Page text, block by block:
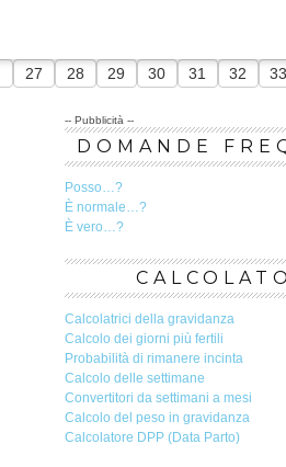
27 28 29 30 31 32 33
-- Pubblicità --
DOMANDE
Posso…?
È normale…?
È vero…?
Calcolatrici della gravidanza
Calcolo dei giorni più fertili
Probabilità di rimanere incinta
Calcolo delle settimane
Convertitori da settimani a mesi
Calcolo del peso in gravidanza
Calcolatore DPP (Data Parto)